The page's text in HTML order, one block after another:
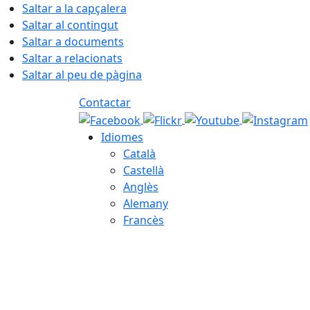
Saltar a la capçalera
Saltar al contingut
Saltar a documents
Saltar a relacionats
Saltar al peu de pàgina
Contactar
Idiomes
Català
Castellà
Anglès
Alemany
Francès